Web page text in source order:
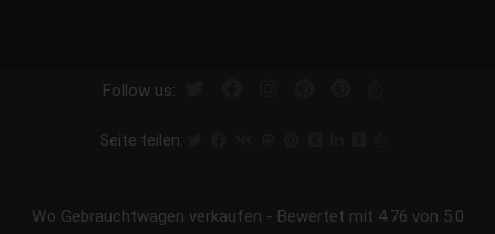
Follow us:
Seite teilen:
Wo Gebrauchtwagen verkaufen - Bewertet mit 4.76 von 5.0